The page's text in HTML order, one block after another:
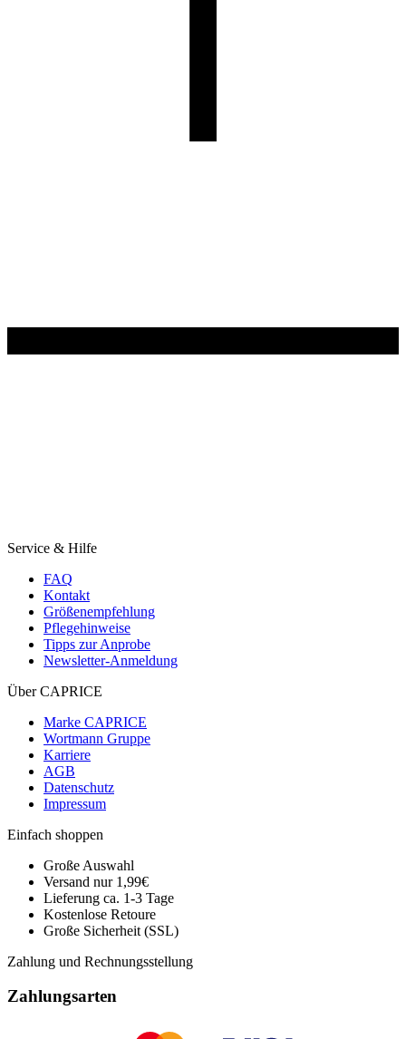
Service & Hilfe
FAQ
Kontakt
Größenempfehlung
Pflegehinweise
Tipps zur Anprobe
Newsletter-Anmeldung
Über CAPRICE
Marke CAPRICE
Wortmann Gruppe
Karriere
AGB
Datenschutz
Impressum
Einfach shoppen
Große Auswahl
Versand nur 1,99€
Lieferung ca. 1-3 Tage
Kostenlose Retoure
Große Sicherheit (SSL)
Zahlung und Rechnungsstellung
Zahlungsarten